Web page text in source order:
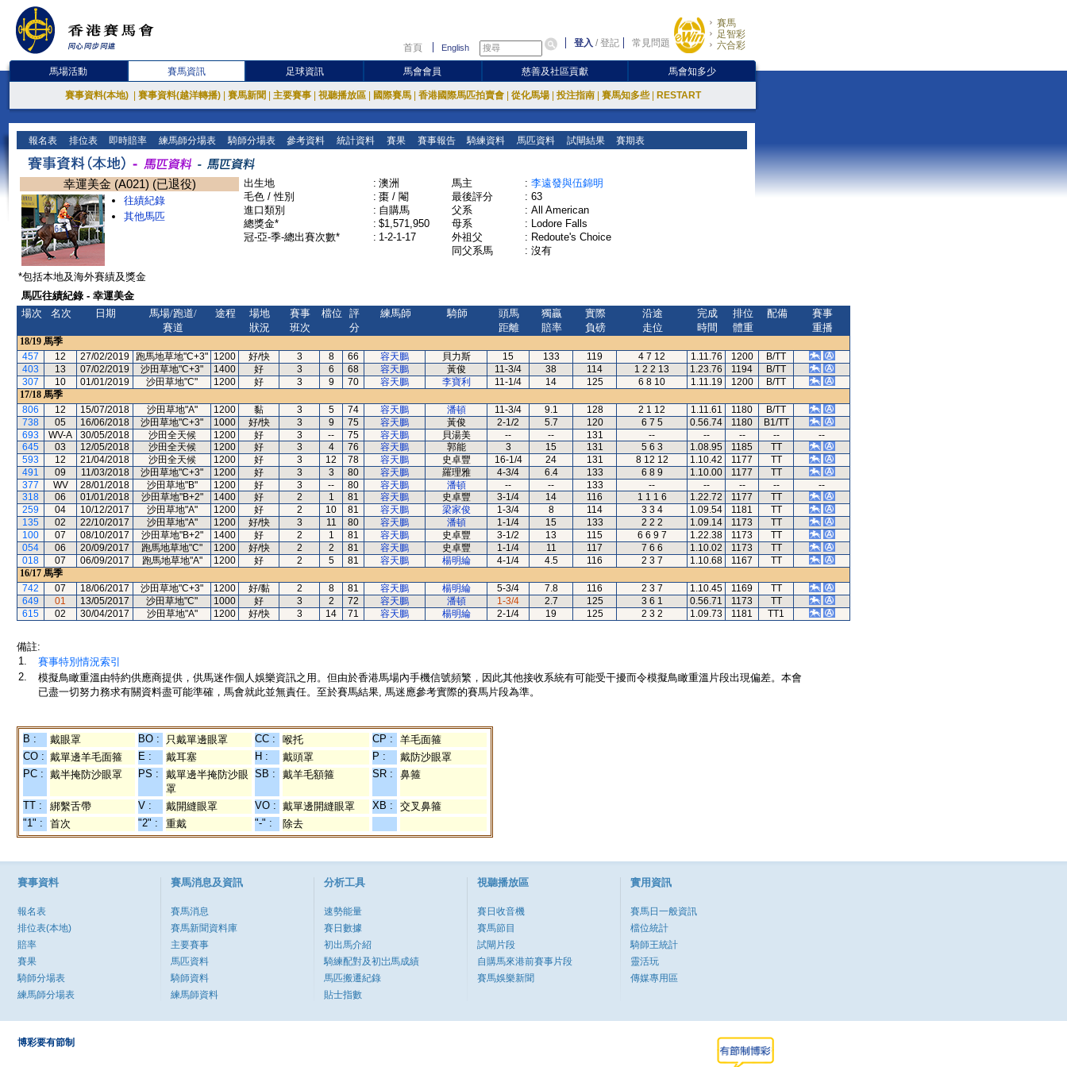
首頁 English 登入 /登記 常見問題
賽馬
足智彩
六合彩
馬場活動 賽馬資訊 足球資訊 馬會會員 慈善及社區貢獻 馬會知多少
賽事資料(本地) 賽事資料(越洋轉播) 賽馬新聞 主要賽事 視聽播放區 國際賽馬 香港國際馬匹拍賣會 從化馬場 投注指南 賽馬知多些 RESTART
報名表 排位表 即時賠率 練馬師分場表 騎師分場表 參考資料 統計資料 賽果 賽事報告 騎練資料 馬匹資料 試閘結果 賽期表
幸運美金 (A021) (已退役)
往績紀錄
其他馬匹
出生地 : 澳洲
毛色 / 性別
: 棗 / 閹
進口類別
: 自購馬
總獎金*
: $1,571,950
冠-亞-季-總出賽次數*
: 1-2-1-17
馬主 : 李遠發與伍錦明
最後評分
: 63
父系
: All American
母系
: Lodore Falls
外祖父
: Redoute's Choice
同父系馬
: 沒有
*包括本地及海外賽績及獎金
馬匹往績紀錄 - 幸運美金
場次
名次 日期
馬場/跑道/
賽道
途程
場地
狀況
賽事
班次
檔位
評
分
練馬師 騎師
頭馬
距離
獨贏
賠率
實際
負磅
沿途
走位
完成
時間
排位
體重
配備
賽事
重播
18/19 馬季
457
12 27/02/2019 跑馬地草地"C+3" 1200 好/快 3 8 66 容天鵬 貝力斯 15 133 119 4 7 12 1.11.76 1200
B/TT
403
13 07/02/2019 沙田草地"C+3" 1400 好 3 6 68 容天鵬 黃俊 11-3/4 38 114 1 2 2 13 1.23.76 1194
B/TT
307
10 01/01/2019 沙田草地"C" 1200 好 3 9 70 容天鵬 李寶利 11-1/4 14 125 6 8 10 1.11.19 1200
B/TT
17/18 馬季
806
12 15/07/2018 沙田草地"A" 1200 黏 3 5 74 容天鵬 潘頓 11-3/4 9.1 128 2 1 12 1.11.61 1180
B/TT
738
05 16/06/2018 沙田草地"C+3" 1000 好/快 3 9 75 容天鵬 黃俊 2-1/2 5.7 120 6 7 5 0.56.74 1180
B1/TT
693
WV-A 30/05/2018 沙田全天候 1200 好 3 -- 75 容天鵬 貝湯美 -- -- 131 -- -- -- --
--
645
03 12/05/2018 沙田全天候 1200 好 3 4 76 容天鵬 郭能 3 15 131 5 6 3 1.08.95 1185
TT
593
12 21/04/2018 沙田全天候 1200 好 3 12 78 容天鵬 史卓豐 16-1/4 24 131 8 12 12 1.10.42 1177
TT
491
09 11/03/2018 沙田草地"C+3" 1200 好 3 3 80 容天鵬 羅理雅 4-3/4 6.4 133 6 8 9 1.10.00 1177
TT
377
WV 28/01/2018 沙田草地"B" 1200 好 3 -- 80 容天鵬 潘頓 -- -- 133 -- -- -- --
--
318
06 01/01/2018 沙田草地"B+2" 1400 好 2 1 81 容天鵬 史卓豐 3-1/4 14 116 1 1 1 6 1.22.72 1177
TT
259
04 10/12/2017 沙田草地"A" 1200 好 2 10 81 容天鵬 梁家俊 1-3/4 8 114 3 3 4 1.09.54 1181
TT
135
02 22/10/2017 沙田草地"A" 1200 好/快 3 11 80 容天鵬 潘頓 1-1/4 15 133 2 2 2 1.09.14 1173
TT
100
07 08/10/2017 沙田草地"B+2" 1400 好 2 1 81 容天鵬 史卓豐 3-1/2 13 115 6 6 9 7 1.22.38 1173
TT
054
06 20/09/2017 跑馬地草地"C" 1200 好/快 2 2 81 容天鵬 史卓豐 1-1/4 11 117 7 6 6 1.10.02 1173
TT
018
07 06/09/2017 跑馬地草地"A" 1200 好 2 5 81 容天鵬 楊明綸 4-1/4 4.5 116 2 3 7 1.10.68 1167
TT
16/17 馬季
742
07 18/06/2017 沙田草地"C+3" 1200 好/黏 2 8 81 容天鵬 楊明綸 5-3/4 7.8 116 2 3 7 1.10.45 1169
TT
649
01 13/05/2017 沙田草地"C" 1000 好 3 2 72 容天鵬 潘頓 1-3/4 2.7 125 3 6 1 0.56.71 1173
TT
615
02 30/04/2017 沙田草地"A" 1200 好/快 3 14 71 容天鵬 楊明綸 2-1/4 19 125 2 3 2 1.09.73 1181 TT1
備註:
1.
賽事特別情況索引
2.
模擬鳥瞰重溫由特約供應商提供，供馬迷作個人娛樂資訊之用。但由於香港馬場內手機信號頻繁，因此其他接收系統有可能受干擾而令模擬鳥瞰重溫片段出現偏差。本會
已盡一切努力務求有關資料盡可能準確，馬會就此並無責任。至於賽馬結果, 馬迷應參考實際的賽馬片段為準。
B : 戴眼罩 BO : 只戴單邊眼罩 CC : 喉托 CP :
羊毛面箍
CO : 戴單邊羊毛面箍 E : 戴耳塞 H : 戴頭罩 P :
戴防沙眼罩
PC : 戴半掩防沙眼罩 PS :
戴單邊半掩防沙眼
罩
SB : 戴羊毛額箍 SR : 鼻箍
TT : 綁繫舌帶 V : 戴開縫眼罩 VO : 戴單邊開縫眼罩 XB :
交叉鼻箍
"1" :
首次 "2" : 重戴 "-" : 除去
賽事資料
報名表
排位表(本地)
賠率
賽果
騎師分場表
練馬師分場表
賽馬消息及資訊
賽馬消息
賽馬新聞資料庫
主要賽事
馬匹資料
騎師資料
練馬師資料
分析工具
速勢能量
賽日數據
初出馬介紹
騎練配對及初岀馬成績
馬匹搬遷紀錄
貼士指數
視聽播放區
賽日收音機
賽馬節目
試閘片段
自購馬來港前賽事片段
賽馬娛樂新聞
實用資訊
賽馬日一般資訊
檔位統計
騎師王統計
靈活玩
傳媒專用區
博彩要有節制